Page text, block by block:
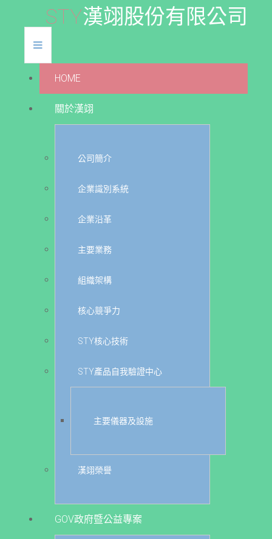
STY漢翊股份有限公司
HOME
關於漢翊
公司簡介
企業識別系統
企業沿革
主要業務
組織架構
核心競爭力
STY核心技術
STY產品自我驗證中心
主要儀器及設施
漢翊榮譽
GOV政府暨公益專案